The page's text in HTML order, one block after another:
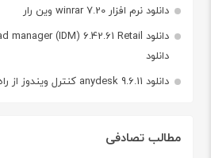
دانلود نرم افزار winrar 7.20 وین رار
دانلود
دانلود anydesk 9.6.11 کنترل ویندوز از راه دور
مطالب تصادفی